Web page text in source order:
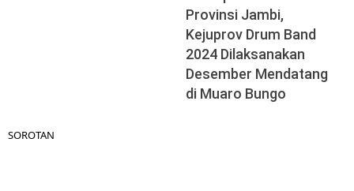
Provinsi Jambi,
Kejuprov Drum Band
2024 Dilaksanakan
Desember Mendatang
di Muaro Bungo
SOROTAN